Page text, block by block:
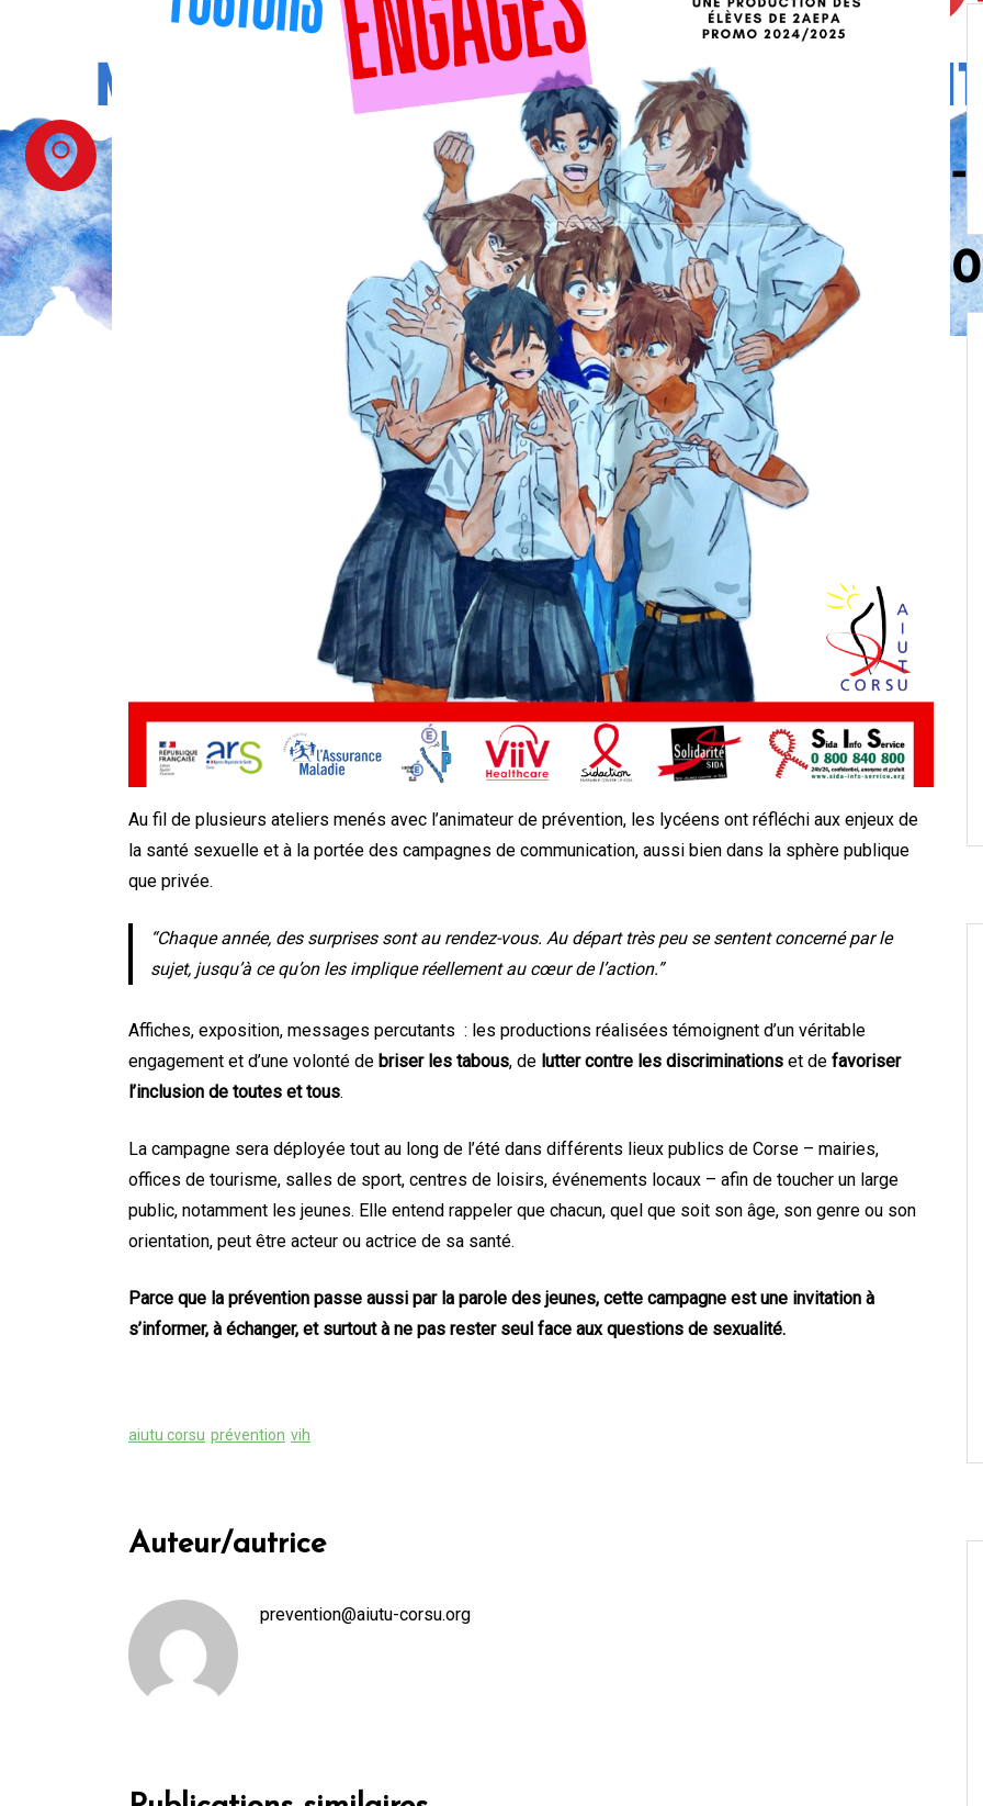
Au fil de plusieurs ateliers menés avec l’animateur de prévention, les lycéens ont réfléchi aux enjeux de
la santé sexuelle et à la portée des campagnes de communication, aussi bien dans la sphère publique
que privée.
“Chaque année, des surprises sont au rendez-vous. Au départ très peu se sentent concerné par le
sujet, jusqu’à ce qu’on les implique réellement au cœur de l’action.”
Affiches, exposition, messages percutants : les productions réalisées témoignent d’un véritable
engagement et d’une volonté de briser les tabous, de lutter contre les discriminations et de favoriser
l’inclusion de toutes et tous.
La campagne sera déployée tout au long de l’été dans différents lieux publics de Corse – mairies,
offices de tourisme, salles de sport, centres de loisirs, événements locaux – afin de toucher un large
public, notamment les jeunes. Elle entend rappeler que chacun, quel que soit son âge, son genre ou son
orientation, peut être acteur ou actrice de sa santé.
Parce que la prévention passe aussi par la parole des jeunes, cette campagne est une invitation à
s’informer, à échanger, et surtout à ne pas rester seul face aux questions de sexualité.
aiutu corsu prévention vih
Auteur/autrice
prevention@aiutu-corsu.org